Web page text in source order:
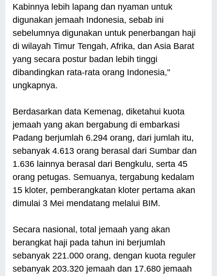
Kabinnya lebih lapang dan nyaman untuk
digunakan jemaah Indonesia, sebab ini
sebelumnya digunakan untuk penerbangan haji
di wilayah Timur Tengah, Afrika, dan Asia Barat
yang secara postur badan lebih tinggi
dibandingkan rata-rata orang Indonesia,"
ungkapnya.
Berdasarkan data Kemenag, diketahui kuota
jemaah yang akan bergabung di embarkasi
Padang berjumlah 6.294 orang, dari jumlah itu,
sebanyak 4.613 orang berasal dari Sumbar dan
1.636 lainnya berasal dari Bengkulu, serta 45
orang petugas. Semuanya, tergabung kedalam
15 kloter, pemberangkatan kloter pertama akan
dimulai 3 Mei mendatang melalui BIM.
Secara nasional, total jemaah yang akan
berangkat haji pada tahun ini berjumlah
sebanyak 221.000 orang, dengan kuota reguler
sebanyak 203.320 jemaah dan 17.680 jemaah